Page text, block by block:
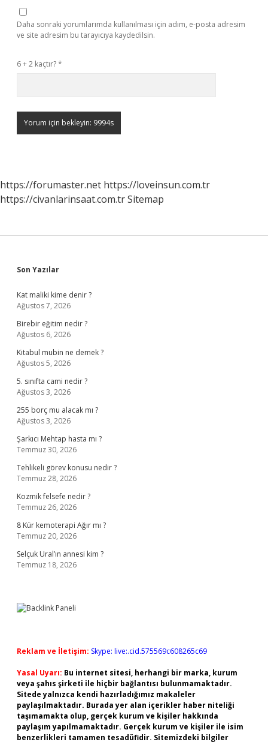
Daha sonraki yorumlarımda kullanılması için adım, e-posta adresim
ve site adresim bu tarayıcıya kaydedilsin.
6 + 2 kaçtır?*
https://forumaster.net https://loveinsun.com.tr
https://civanlarinsaat.com.trSitemap
Sidebar
Son Yazılar
Kat maliki kime denir ?
Ağustos 7, 2026
Birebir eğitim nedir ?
Ağustos 6, 2026
Kitabul mubin ne demek ?
Ağustos 5, 2026
5. sınıfta cami nedir ?
Ağustos 3, 2026
255 borç mu alacak mı ?
Ağustos 3, 2026
Şarkıcı Mehtap hasta mı ?
Temmuz 30, 2026
Tehlikeli görev konusu nedir ?
Temmuz 28, 2026
Kozmik felsefe nedir ?
Temmuz 26, 2026
8 Kür kemoterapi Ağır mı ?
Temmuz 20, 2026
Selçuk Ural’ın annesi kim ?
Temmuz 18, 2026
Reklam ve İletişim: Skype: live:.cid.575569c608265c69
Yasal Uyarı: Bu internet sitesi, herhangi bir marka, kurum
veya şahıs şirketi ile hiçbir bağlantısı bulunmamaktadır.
Sitede yalnızca kendi hazırladığımız makaleler
paylaşılmaktadır. Burada yer alan içerikler haber niteliği
taşımamakta olup, gerçek kurum ve kişiler hakkında
paylaşım yapılmamaktadır. Gerçek kurum ve kişiler ile isim
benzerlikleri tamamen tesadüfidir. Sitemizdeki bilgiler